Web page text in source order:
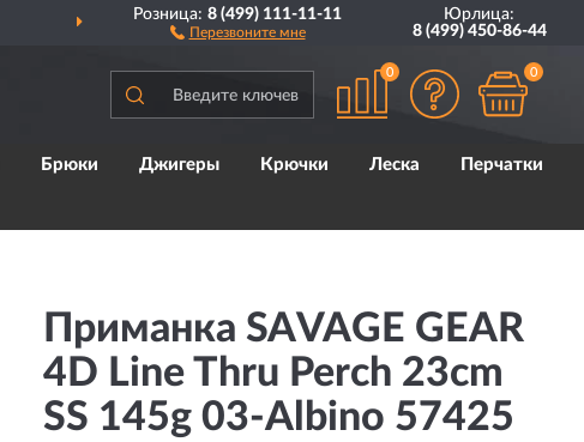
ДОСТАВИМ ПО ВСЕЙ РОССИИ
Розница:8 (499) 111-11-11
Перезвоните мне
Юрлица:
8 (499) 450-86-44
0 0
Брюки Джигеры Крючки Леска Перчатки
Приманка SAVAGE GEAR
4D Line Thru Perch 23cm
SS 145g 03-Albino 57425